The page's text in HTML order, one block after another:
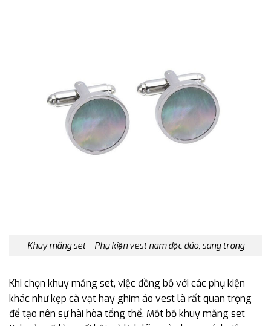
Khuy măng set – Phụ kiện vest nam độc đáo, sang trọng
Khi chọn khuy măng set, việc đồng bộ với các phụ kiện
khác như kẹp cà vạt hay ghim áo vest là rất quan trọng
để tạo nên sự hài hòa tổng thể. Một bộ khuy măng set